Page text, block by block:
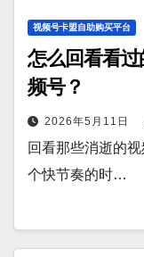
视频号卡盟自助购买平台
怎么回看看
频号？
2026年5月11日
回看那些消逝的
个快节奏的时…